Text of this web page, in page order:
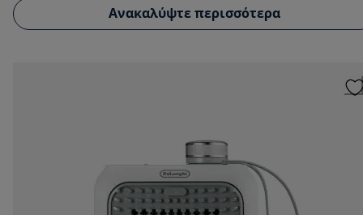
Ανακαλύψτε περισσότερα